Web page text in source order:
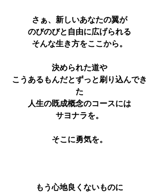
さぁ、新しいあなたの翼が
のびのびと自由に広げられる
そんな生き方をここから。
決められた道や
こうあるもんだとずっと刷り込んでき
た
人生の既成概念のコースには
サヨナラを。
そこに勇気を。
もう心地良くないものに